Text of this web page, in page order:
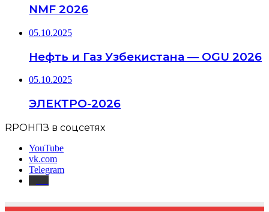
NMF 2026
05.10.2025
Нефть и Газ Узбекистана — OGU 2026
05.10.2025
ЭЛЕКТРО-2026
RPOНПЗ в соцсетях
YouTube
vk.com
Telegram